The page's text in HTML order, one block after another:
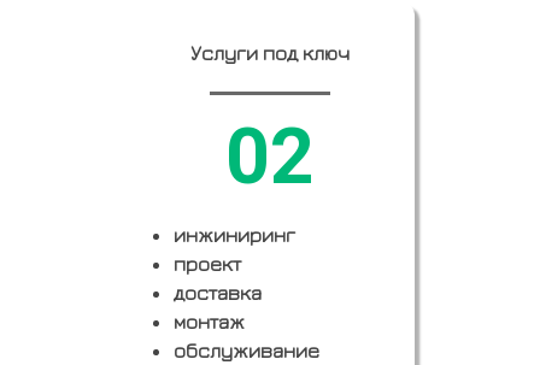
Услуги под ключ
02
инжиниринг
проект
доставка
монтаж
обслуживание